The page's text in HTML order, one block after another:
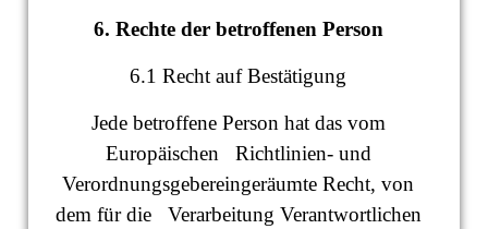
6. Rechte der betroffenen Person
6.1 Recht auf Bestätigung
Jede betroffene Person hat das vom
Europäischen Richtlinien- und
Verordnungsgebereingeräumte Recht, von
dem für die Verarbeitung Verantwortlichen